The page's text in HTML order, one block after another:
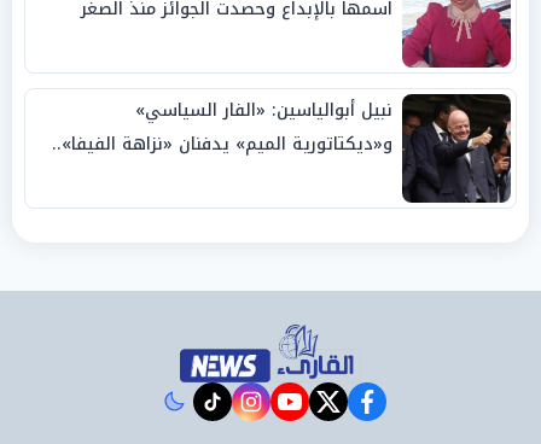
اسمها بالإبداع وحصدت الجوائز منذ الصغر
نبيل أبوالياسين: «الفار السياسي»
و«ديكتاتورية الميم» يدفنان «نزاهة الفيفا»..
facebook
twitter
youtube
instagram
tiktok